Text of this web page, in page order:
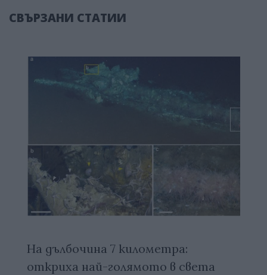
СВЪРЗАНИ СТАТИИ
На дълбочина 7 километра:
откриха най-голямото в света